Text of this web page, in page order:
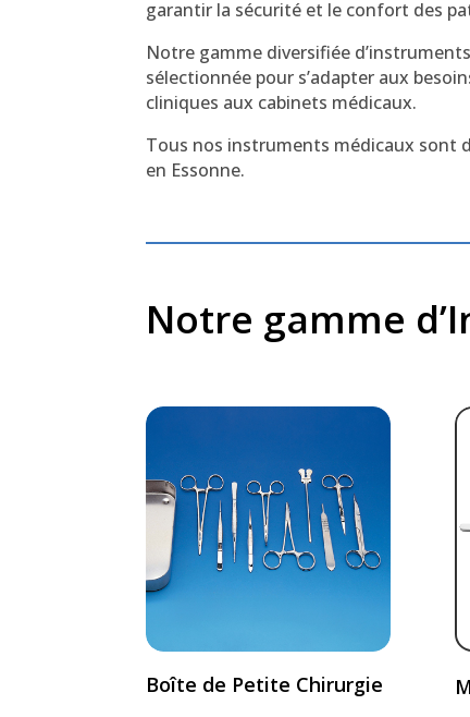
garantir la sécurité et le confort des
Notre gamme diversifiée
sélectionnée pour s’adapter aux
cliniques aux cabinets médicaux.
Tous nos instruments médicaux sont
en Essonne.
Notre gamme
Boîte de Petite Chirurgie